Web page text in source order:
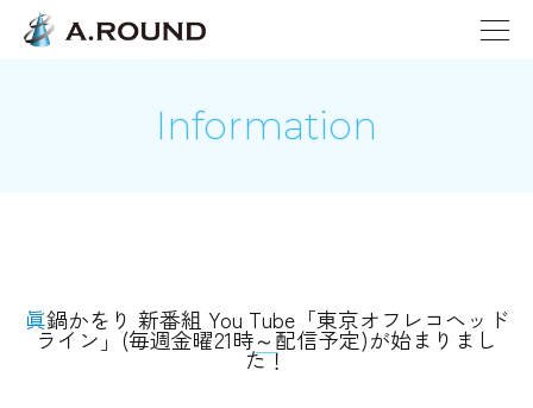
Information
眞鍋かをり 新番組 You Tube「東京オフレコヘッド
ライン」(毎週金曜21時～配信予定)が始まりまし
た！